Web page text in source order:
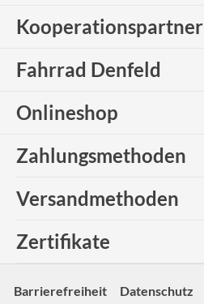
Kooperationspartner
Fahrrad Denfeld
Onlineshop
Zahlungsmethoden
Versandmethoden
Zertifikate
Barrierefreiheit Datenschutz